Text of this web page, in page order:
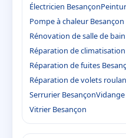
Électricien Besançon
Pompe à chaleur Besançon
Rénovation de salle de
Réparation de
Réparation de fuites
Réparation de volets
Serrurier BesançonVidange
Vitrier Besançon